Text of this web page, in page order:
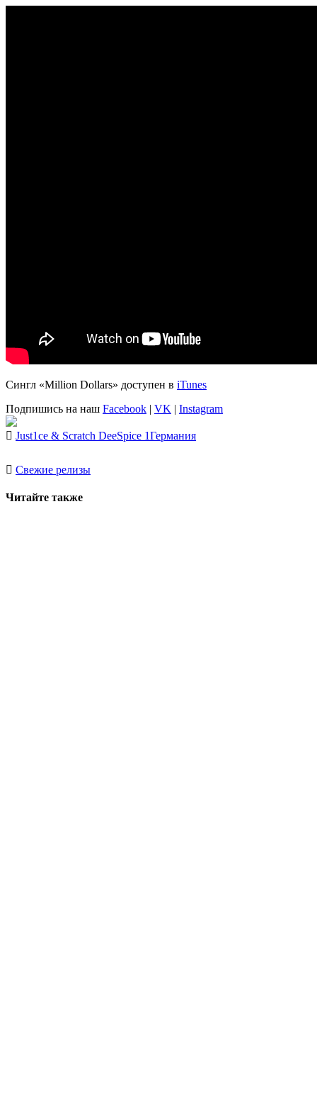
Сингл «Million Dollars» доступен в iTunes
Подпишись на наш Facebook | VK | Instagram
Just1ce & Scratch DeeSpice 1Германия
Свежие релизы
Читайте также